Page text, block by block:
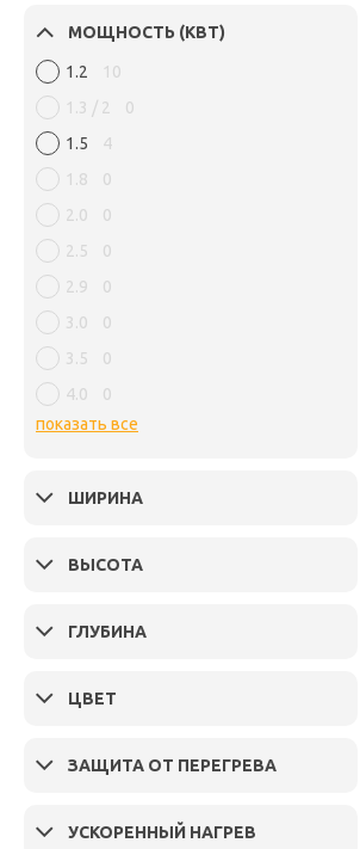
МОЩНОСТЬ (КВТ)
1.2
10
1.3 / 2
0
1.5
4
1.8
0
2.0
0
2.5
0
2.9
0
3.0
0
3.5
0
4.0
0
показать все
ШИРИНА
ВЫСОТА
ГЛУБИНА
ЦВЕТ
ЗАЩИТА ОТ ПЕРЕГРЕВА
УСКОРЕННЫЙ НАГРЕВ